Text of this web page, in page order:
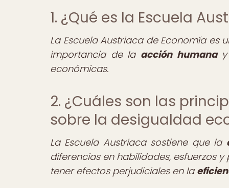
1. ¿Qué es la Escuela
La Escuela Austriaca de Economía
importancia de la acción humanay
económicas.
2. ¿Cuáles son las
sobre la desigualdad
La Escuela Austriaca sostiene que la
diferencias en habilidades, esfuerzos
tener efectos perjudiciales en la